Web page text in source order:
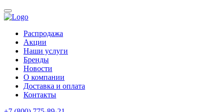
Распродажа
Акции
Наши услуги
Бренды
Новости
О компании
Доставка и оплата
Контакты